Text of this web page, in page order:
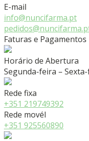
E-mail
info@nuncifarma.pt
Faturas e Pagamentos
Horário de Abertura
Segunda-feira –
Rede fixa
+351 219749392
Rede movél
+351 925560890